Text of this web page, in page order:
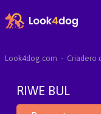
Look4dog.com Criadero
RIWE BUL